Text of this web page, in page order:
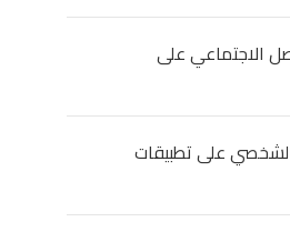
الاجتماعي على
على تطبيقات